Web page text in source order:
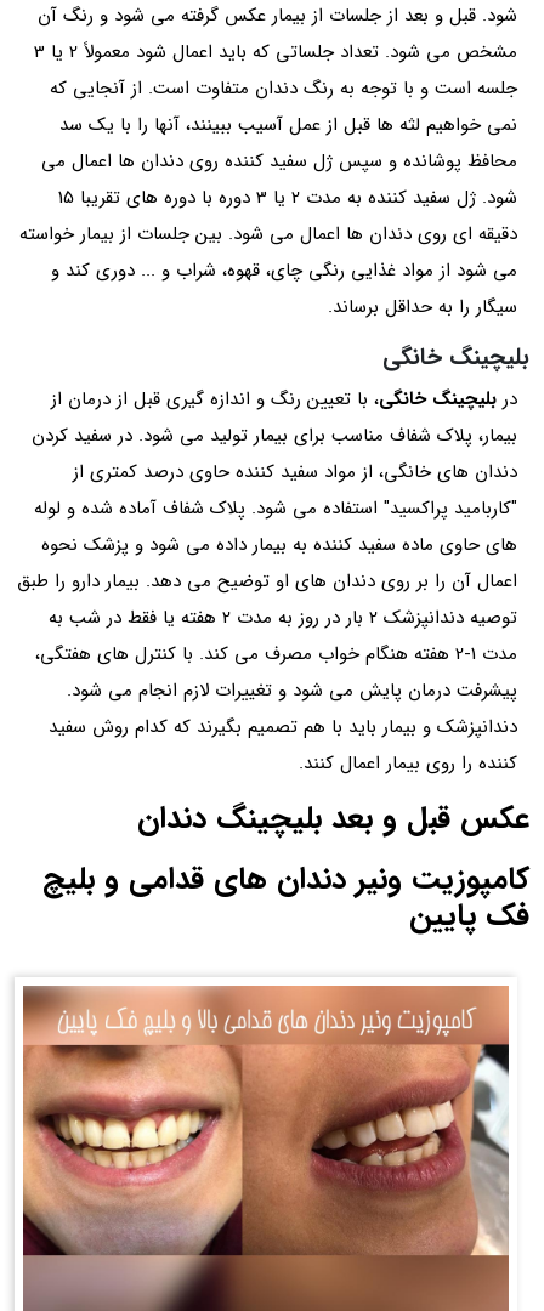
شود. قبل و بعد از جلسات از بیمار عکس گرفته می شود و رنگ آن
مشخص می شود. تعداد جلساتی که باید اعمال شود معمولاً 2 یا 3
جلسه است و با توجه به رنگ دندان متفاوت است. از آنجایی که
نمی خواهیم لثه ها قبل از عمل آسیب ببینند، آنها را با یک سد
محافظ پوشانده و سپس ژل سفید کننده روی دندان ها اعمال می
شود. ژل سفید کننده به مدت 2 یا 3 دوره با دوره های تقریبا 15
دقیقه ای روی دندان ها اعمال می شود. بین جلسات از بیمار خواسته
می شود از مواد غذایی رنگی چای، قهوه، شراب و ... دوری کند و
سیگار را به حداقل برساند.
بلیچینگ خانگی
در بلیچینگ خانگی، با تعیین رنگ و اندازه گیری قبل از درمان از
بیمار، پلاک شفاف مناسب برای بیمار تولید می شود. در سفید کردن
دندان های خانگی، از مواد سفید کننده حاوی درصد کمتری از
"کاربامید پراکسید" استفاده می شود. پلاک شفاف آماده شده و لوله
های حاوی ماده سفید کننده به بیمار داده می شود و پزشک نحوه
اعمال آن را بر روی دندان های او توضیح می دهد. بیمار دارو را طبق
توصیه دندانپزشک 2 بار در روز به مدت 2 هفته یا فقط در شب به
مدت 1-2 هفته هنگام خواب مصرف می کند. با کنترل های هفتگی،
پیشرفت درمان پایش می شود و تغییرات لازم انجام می شود.
دندانپزشک و بیمار باید با هم تصمیم بگیرند که کدام روش سفید
کننده را روی بیمار اعمال کنند.
عکس قبل و بعد بلیچینگ دندان
کامپوزیت ونیر دندان های قدامی و بلیچ
فک پایین